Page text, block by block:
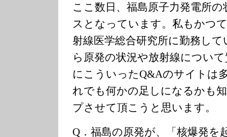
ここ数日、福島原子力発電所
スとなっています。私もかつ
射線医学総合研究所に勤務し
ら原発の状況や放射線につい
にこういったQ&Aのサイトは
れでも何かの足しになるかも
プさせて頂こうと思います。
Q．福島の原発が、「核爆発を